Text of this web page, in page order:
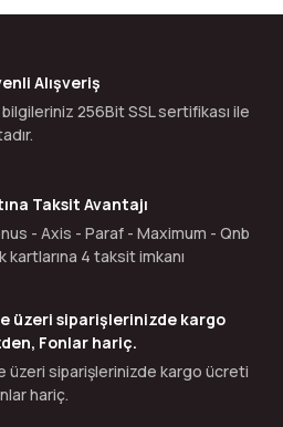
Alışveriş
bilgileriniz 256Bit SSL sertifikası ile
Taksit Avantajı
- Axis - Paraf - Maximum - Qnb
kartlarına 4 taksit imkanı
üzeri siparişlerinizde kargo
Fonlar hariç.
üzeri siparişlerinizde kargo ücreti
hariç.